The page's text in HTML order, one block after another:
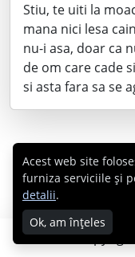
Stiu, te uiti la
mana nici lesa
nu-i asa, doar ca
de om care cade
si asta fara sa se
Acest web site
furniza serviciile și
detalii.
Ok, am înțeles